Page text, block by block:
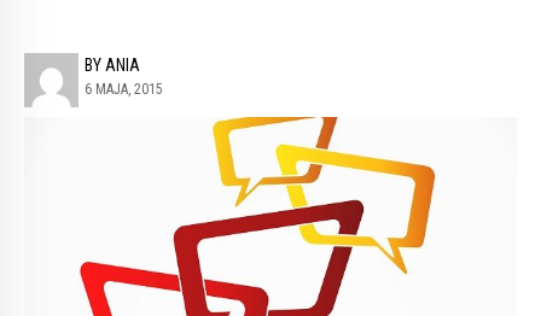
BY ANIA
6 MAJA, 2015